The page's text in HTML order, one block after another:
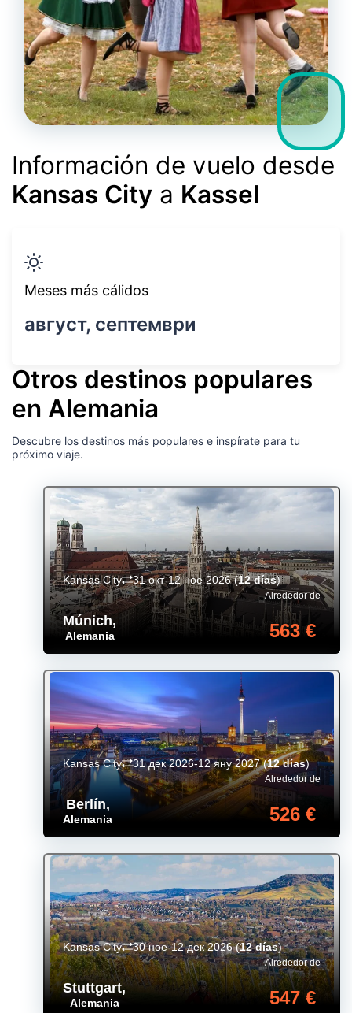
Información de vuelo desde
Kansas City a Kassel
Meses más cálidos
август, септември
Otros destinos populares
en Alemania
Descubre los destinos más populares e inspírate para tu
próximo viaje.
Múnich,
Alemania
Alrededor de
563 €
Kansas City 31 окт-12 ное 2026(12 días)
Berlín,
Alemania
Alrededor de
526 €
Kansas City 31 дек 2026-12 яну 2027(12 días)
Stuttgart,
Alemania
Alrededor de
547 €
Kansas City 30 ное-12 дек 2026(12 días)